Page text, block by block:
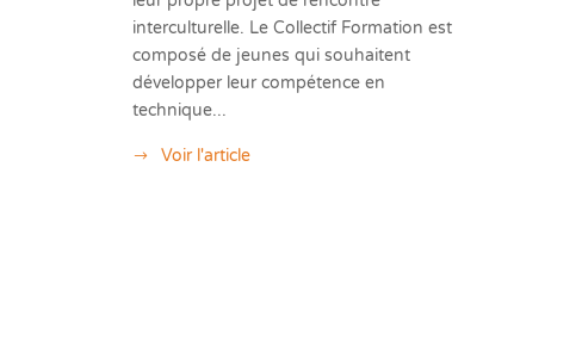
interculturelle. Le Collectif Formation est
composé de jeunes qui souhaitent
développer leur compétence en
technique...
Voir l'article